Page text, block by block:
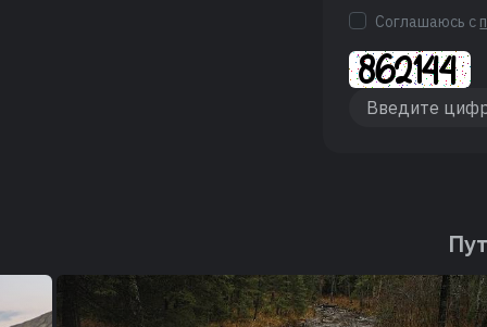
Соглашаюсь с